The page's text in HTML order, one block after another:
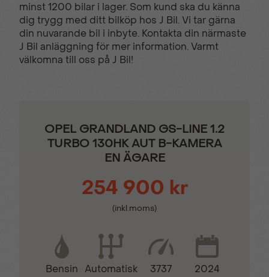
Filbytesvarnare Filhållsassistans
Komplett ifylld
servicebok
LED-strålkastare
Multifunktions
Parkeringssensor bak
Parkeringssensor fram
minst 1200 bilar i lager. Som kund ska du känna
dig trygg med ditt bilköp hos J Bil. Vi tar gärna
din nuvarande bil i inbyte. Kontakta din närmaste
J Bil anläggning för mer information. Varmt
välkomna till oss på J Bil!
OPEL GRANDLAND GS-LINE 1.2
TURBO 130HK AUT B-KAMERA
EN ÄGARE
254 900 kr
(inkl.moms)
Bensin Automatisk 3737 2024